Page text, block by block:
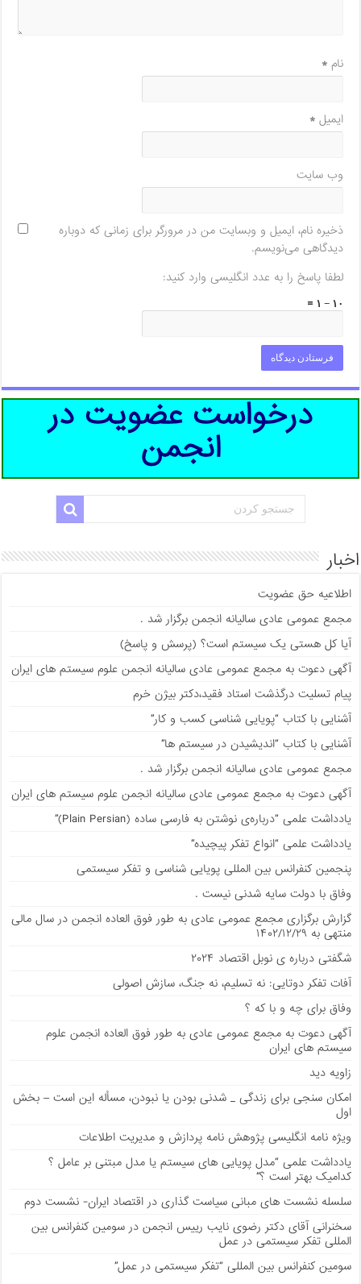
نام*
ایمیل*
وب‌ سایت
ذخیره نام، ایمیل و وبسایت من در مرورگر برای زمانی که دوباره
دیدگاهی می‌نویسم.
لطفا پاسخ را به عدد انگلیسی وارد کنید:
۱۰ − ۱ =
درخواست عضویت در
انجمن
اخبار
اطلاعیه حق عضویت
مجمع عمومی عادی سالیانه انجمن برگزار شد .
آیا کل هستی یک سیستم است؟ (پرسش و پاسخ)
آگهی دعوت به مجمع عمومی عادی سالیانه انجمن علوم سیستم های ایران
پیام تسلیت درگذشت استاد فقید،دکتر بیژن خرم
آشنایی با کتاب “پویایی شناسی کسب و کار”
آشنایی با کتاب “اندیشیدن در سیستم ها”
مجمع عمومی عادی سالیانه انجمن برگزار شد .
آگهی دعوت به مجمع عمومی عادی سالیانه انجمن علوم سیستم های ایران
يادداشت علمی “درباره‌ی نوشتن به فارسی ساده (Plain Persian)”
يادداشت علمی “انواع تفکر پیچیده”
پنجمین کنفرانس بین المللی پویایی شناسی و تفکر سیستمی
وفاق با دولت سایه شدنی نیست .
گزارش برگزاری مجمع عمومی عادی به طور فوق العاده انجمن در سال مالی
منتهی به ۱۴۰۲/۱۲/۲۹
شگفتی درباره ی نوبل اقتصاد ۲۰۲۴
آفات تفکر دوتایی: نه تسلیم، نه جنگ، سازش اصولی
وفاق برای چه و با که ؟
آگهی دعوت به مجمع عمومی عادی به طور فوق العاده انجمن علوم
سیستم های ایران
زاویه دید
امکان سنجی برای زندگی _ شدنی بودن یا نبودن، مسأله این است – بخش
اول
ویژه نامه انگلیسی پژوهش نامه پردازش و مدیریت اطلاعات
يادداشت علمی “مدل پویایی های سیستم یا مدل مبتنی بر عامل ؟
کدامیک بهتر است ؟”
سلسله نشست های مبانی سیاست گذاری در اقتصاد ایران- نشست دوم
سخنرانی آقای دکتر رضوی نایب رییس انجمن در سومین کنفرانس بین
المللی تفکر سیستمی در عمل
سومین کنفرانس بین المللی “تفکر سیستمی در عمل”